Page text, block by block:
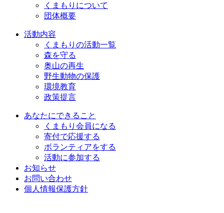
くまもりについて
団体概要
活動内容
くまもりの活動一覧
森を守る
奥山の再生
野生動物の保護
環境教育
政策提言
あなたにできること
くまもり会員になる
寄付で応援する
ボランティアをする
活動に参加する
お知らせ
お問い合わせ
個人情報保護方針